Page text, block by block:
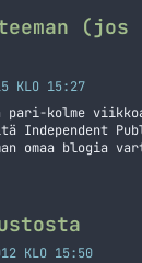
KLO 15:27
pari-kolme
Independent
omaa blogia
aiemmin
sun tänne.
teema on
Olen
KLO 15:50